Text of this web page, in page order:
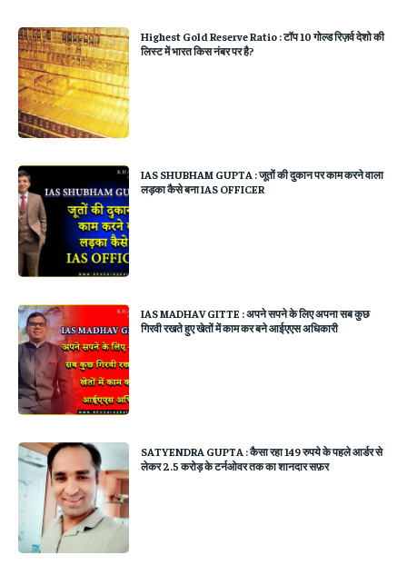
Highest Gold Reserve Ratio : टॉप 10 गोल्ड रिज़र्व देशो की
लिस्ट में भारत किस नंबर पर है?
IAS SHUBHAM GUPTA : जूतों की दुकान पर काम करने वाला
लड़का कैसे बना IAS OFFICER
IAS MADHAV GITTE : अपने सपने के लिए अपना सब कुछ
गिरवी रखते हुए खेतों में काम कर बने आईएएस अधिकारी
SATYENDRA GUPTA : कैसा रहा 149 रुपये के पहले आर्डर से
लेकर 2.5 करोड़ के टर्नओवर तक का शानदार सफ़र